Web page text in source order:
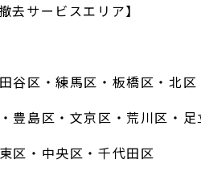
去サービスエリア】
谷区・練馬区・板橋区・北区
豊島区・文京区・荒川区・足
区・中央区・千代田区